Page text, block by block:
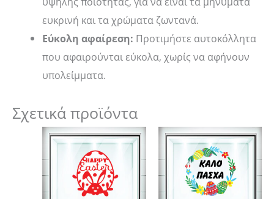
ευκρινή και τα χρώματα ζωντανά.
Εύκολη αφαίρεση: Προτιμήστε αυτοκόλλητα
που αφαιρούνται εύκολα, χωρίς να αφήνουν
υπολείμματα.
Σχετικά προϊόντα
Price
range:
through
16,00 €
Αυτό
το
προϊόν
έχει
Price
range:
through
18,00 €
Αυτό
το
προϊόν
έχει